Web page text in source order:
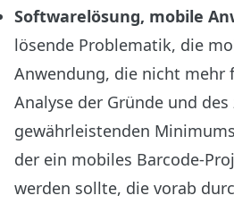
Softwarelösung, mobile
lösende Problematik, die
Anwendung, die nicht mehr
Analyse der Gründe und des
gewährleistenden
der ein mobiles Barcode-
werden sollte, die vorab